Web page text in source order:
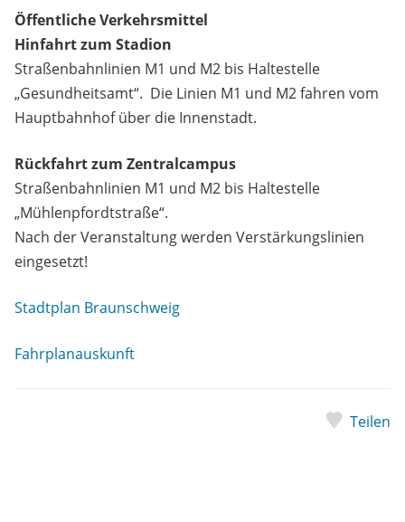
Öffentliche Verkehrsmittel
Hinfahrt zum Stadion
Straßenbahnlinien M1 und M2 bis Haltestelle
„Gesundheitsamt“. Die Linien M1 und M2 fahren vom
Hauptbahnhof über die Innenstadt.
Rückfahrt zum Zentralcampus
Straßenbahnlinien M1 und M2 bis Haltestelle
„Mühlenpfordtstraße“.
Nach der Veranstaltung werden Verstärkungslinien
eingesetzt!
Stadtplan Braunschweig
Fahrplanauskunft
Teilen